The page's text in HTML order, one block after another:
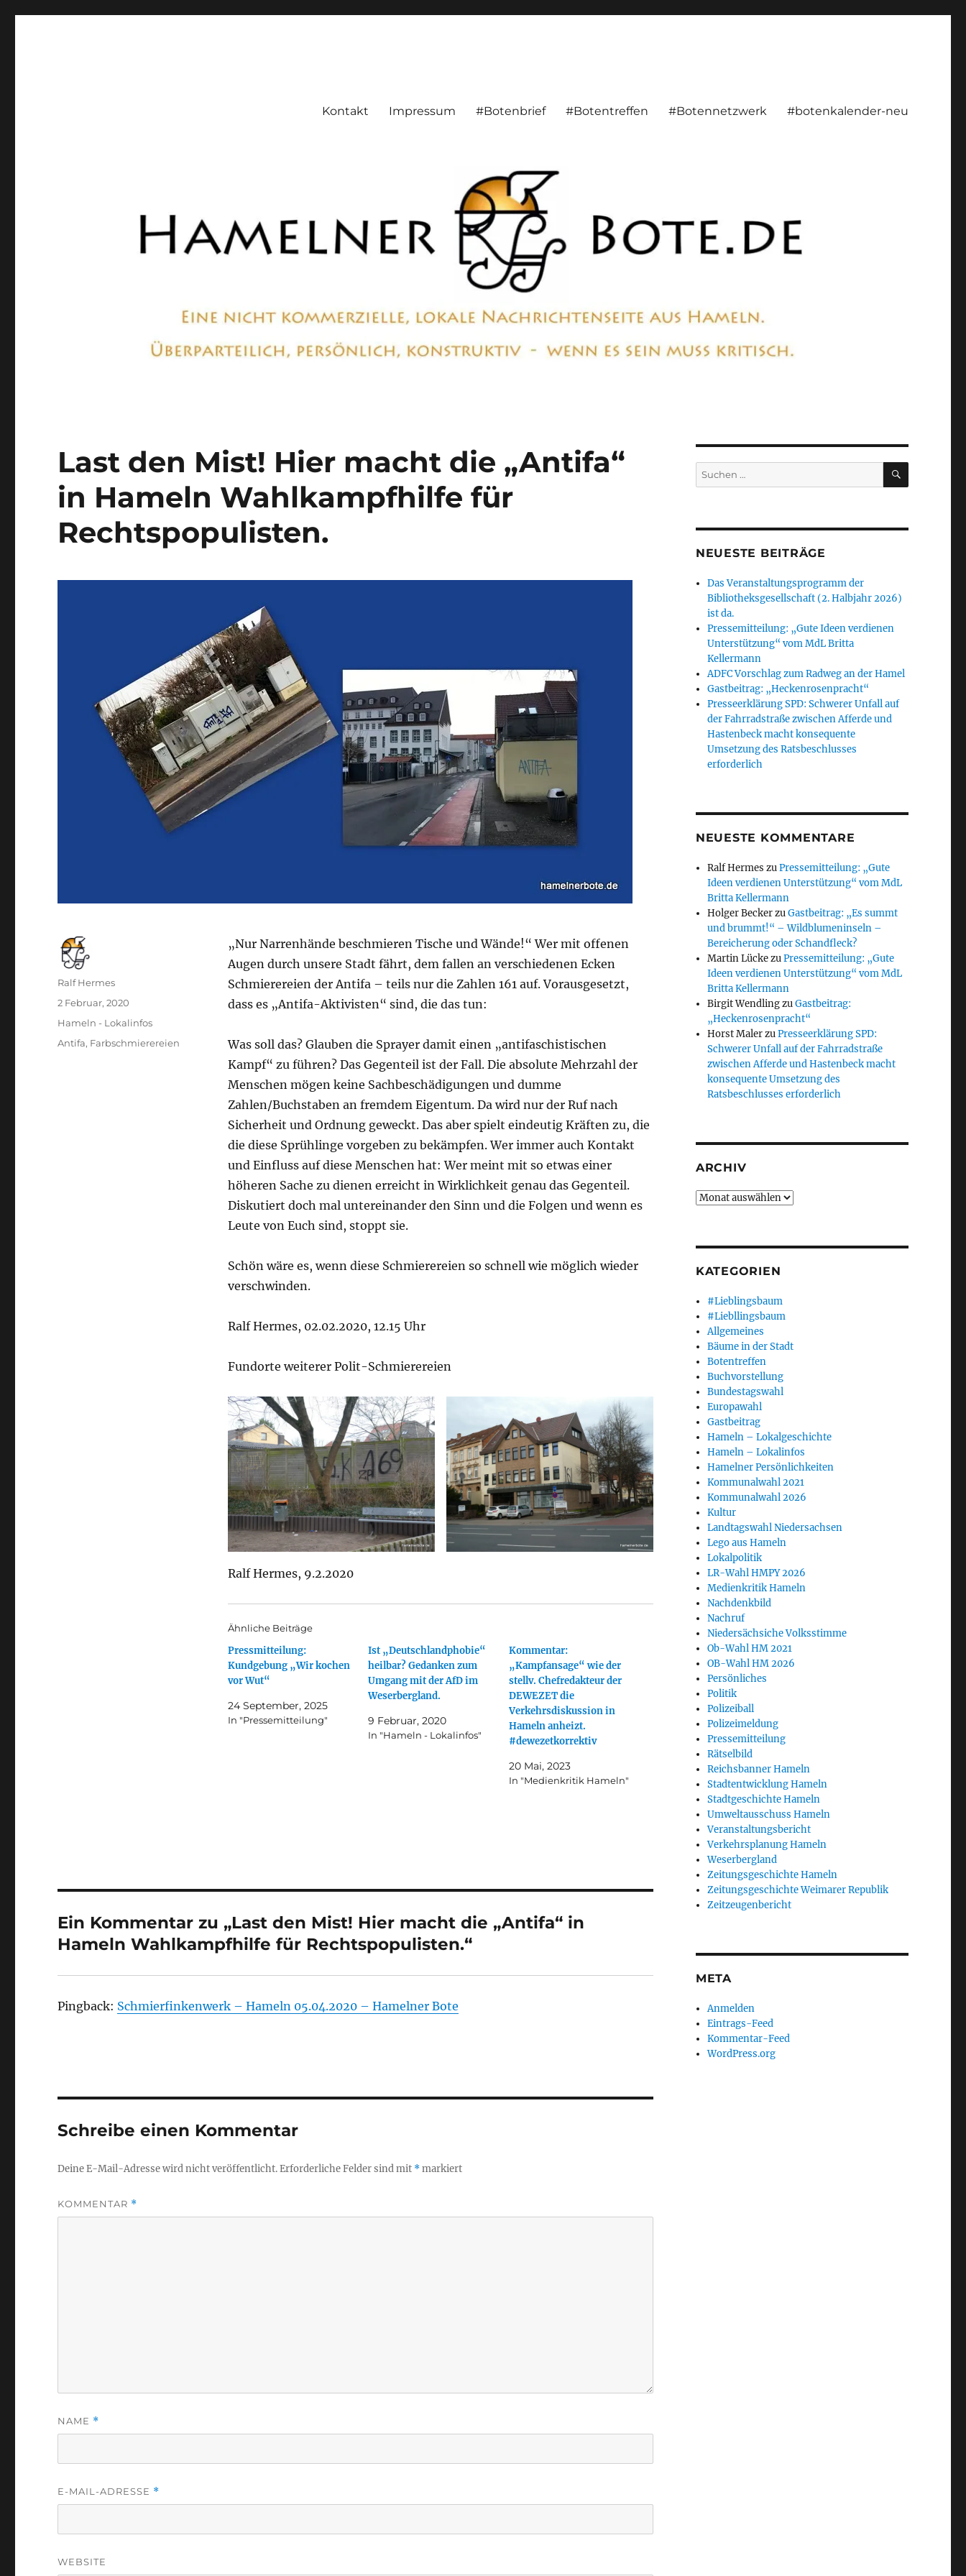
Kontakt Impressum #Botenbrief #Botentreffen #Botennetzwerk #botenkalender-neu
Last den Mist! Hier macht die „Antifa“
in Hameln Wahlkampfhilfe für
Rechtspopulisten.
„Nur Narrenhände beschmieren Tische und Wände!“ Wer mit offenen
Augen durch unsere Stadt fährt, dem fallen an verschiedenen Ecken
Schmierereien der Antifa – teils nur die Zahlen 161 auf. Vorausgesetzt,
dass es „Antifa-Aktivisten“ sind, die das tun:
Was soll das? Glauben die Sprayer damit einen „antifaschistischen
Kampf“ zu führen? Das Gegenteil ist der Fall. Die absolute Mehrzahl der
Menschen mögen keine Sachbeschädigungen und dumme
Zahlen/Buchstaben an fremdem Eigentum. Da wird nur der Ruf nach
Sicherheit und Ordnung geweckt. Das aber spielt eindeutig Kräften zu, die
die diese Sprühlinge vorgeben zu bekämpfen. Wer immer auch Kontakt
und Einfluss auf diese Menschen hat: Wer meint mit so etwas einer
höheren Sache zu dienen erreicht in Wirklichkeit genau das Gegenteil.
Diskutiert doch mal untereinander den Sinn und die Folgen und wenn es
Leute von Euch sind, stoppt sie.
Schön wäre es, wenn diese Schmierereien so schnell wie möglich wieder
verschwinden.
Ralf Hermes, 02.02.2020, 12.15 Uhr
Fundorte weiterer Polit-Schmierereien
Ralf Hermes, 9.2.2020
Ähnliche Beiträge
Pressmitteilung:
Kundgebung „Wir kochen
vor Wut“
24 September, 2025
In "Pressemitteilung"
Ist „Deutschlandphobie“
heilbar? Gedanken zum
Umgang mit der AfD im
Weserbergland.
9 Februar, 2020
In "Hameln - Lokalinfos"
Kommentar:
„Kampfansage“ wie der
stellv. Chefredakteur der
DEWEZET die
Verkehrsdiskussion in
Hameln anheizt.
#dewezetkorrektiv
20 Mai, 2023
In "Medienkritik Hameln"
Autor
Ralf Hermes
Veröffentlicht
2 Februar, 2020
Kategorien
Hameln - Lokalinfos
Schlagwörter
Antifa, Farbschmierereien
Ein Kommentar zu „Last den Mist! Hier macht die „Antifa“ in
Hameln Wahlkampfhilfe für Rechtspopulisten.“
Pingback: Schmierfinkenwerk – Hameln 05.04.2020 – Hamelner Bote
Schreibe einen Kommentar
Deine E-Mail-Adresse wird nicht veröffentlicht.Erforderliche Felder sind mit *markiert
KOMMENTAR *
NAME *
E-MAIL-ADRESSE *
WEBSITE
Suchen
nach:
SUCHEN
NEUESTE BEITRÄGE
Das Veranstaltungsprogramm der
Bibliotheksgesellschaft (2. Halbjahr 2026)
ist da.
Pressemitteilung: „Gute Ideen verdienen
Unterstützung“ vom MdL Britta
Kellermann
ADFC Vorschlag zum Radweg an der Hamel
Gastbeitrag: „Heckenrosenpracht“
Presseerklärung SPD: Schwerer Unfall auf
der Fahrradstraße zwischen Afferde und
Hastenbeck macht konsequente
Umsetzung des Ratsbeschlusses
erforderlich
NEUESTE KOMMENTARE
Ralf Hermes zuPressemitteilung: „Gute
Ideen verdienen Unterstützung“ vom MdL
Britta Kellermann
Holger BeckerzuGastbeitrag: „Es summt
und brummt!“ – Wildblumeninseln –
Bereicherung oder Schandfleck?
Martin LückezuPressemitteilung: „Gute
Ideen verdienen Unterstützung“ vom MdL
Britta Kellermann
Birgit WendlingzuGastbeitrag:
„Heckenrosenpracht“
Horst MalerzuPresseerklärung SPD:
Schwerer Unfall auf der Fahrradstraße
zwischen Afferde und Hastenbeck macht
konsequente Umsetzung des
Ratsbeschlusses erforderlich
ARCHIV
Archiv
KATEGORIEN
#Lieblingsbaum
#Liebllingsbaum
Allgemeines
Bäume in der Stadt
Botentreffen
Buchvorstellung
Bundestagswahl
Europawahl
Gastbeitrag
Hameln – Lokalgeschichte
Hameln – Lokalinfos
Hamelner Persönlichkeiten
Kommunalwahl 2021
Kommunalwahl 2026
Kultur
Landtagswahl Niedersachsen
Lego aus Hameln
Lokalpolitik
LR-Wahl HMPY 2026
Medienkritik Hameln
Nachdenkbild
Nachruf
Niedersächsiche Volksstimme
Ob-Wahl HM 2021
OB-Wahl HM 2026
Persönliches
Politik
Polizeiball
Polizeimeldung
Pressemitteilung
Rätselbild
Reichsbanner Hameln
Stadtentwicklung Hameln
Stadtgeschichte Hameln
Umweltausschuss Hameln
Veranstaltungsbericht
Verkehrsplanung Hameln
Weserbergland
Zeitungsgeschichte Hameln
Zeitungsgeschichte Weimarer Republik
Zeitzeugenbericht
META
Anmelden
Eintrags-Feed
Kommentar-Feed
WordPress.org